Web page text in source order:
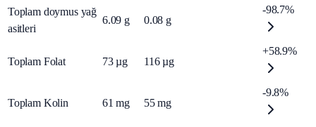
Toplam doymus yağ
asitleri
6.09 g 0.08 g
-98.7%
Toplam Folat 73 µg 116 µg
+58.9%
Toplam Kolin 61 mg 55 mg
-9.8%